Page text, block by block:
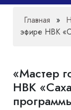
Главная »
эфире НВК
«Мастер
НВК